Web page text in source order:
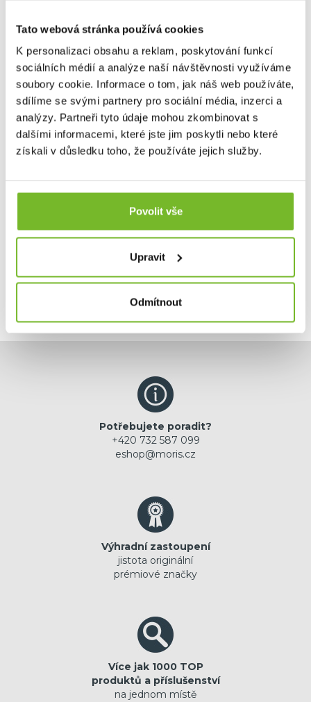
Tato webová stránka používá cookies
K personalizaci obsahu a reklam, poskytování funkcí
sociálních médií a analýze naší návštěvnosti využíváme
soubory cookie. Informace o tom, jak náš web používáte,
sdílíme se svými partnery pro sociální média, inzerci a
analýzy. Partneři tyto údaje mohou zkombinovat s
dalšími informacemi, které jste jim poskytli nebo které
získali v důsledku toho, že používáte jejich služby.
Povolit vše
Upravit
Odmítnout
Aktivní uhlíkové filtry pro Lifesaver Wayfarer 3
Vyměnitelné kotouče (3 ks) s aktivním uhlím snižuje
množství...
790 Kč
Skladem: posledních 67 ks
Potřebujete poradit?
+420 732 587 099
eshop@moris.cz
Výhradní zastoupení
jistota originální
prémiové značky
Více jak 1000 TOP
produktů a příslušenství
na jednom místě